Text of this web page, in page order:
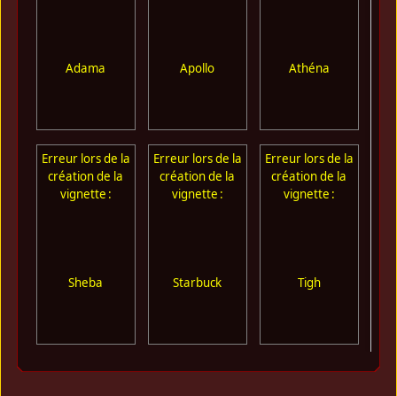
Adama Apollo Athéna
Erreur lors de la
création de la
vignette :
Sheba
Erreur lors de la
création de la
vignette :
Starbuck
Erreur lors de la
création de la
vignette :
Tigh